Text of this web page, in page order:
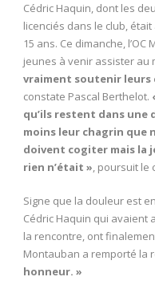
Cédric Haquin, dont les
licenciés dans le club,
15 ans. Ce dimanche,
jeunes à venir assister au
vraiment soutenir leurs
constate Pascal Berthelot.
qu’ils restent dans une
moins leur chagrin que
doivent cogiter mais la
rien n’était », poursuit le
Signe que la douleur est
Cédric Haquin qui avaient
la rencontre, ont
Montauban a remporté la
honneur. »